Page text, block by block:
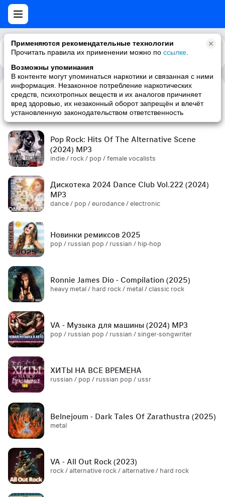
Применяются рекомендательные технологии
Прочитать правила их применении можно по ссылке
Возможны упоминания
В контенте могут упоминаться наркотики и связанная с ними
информация. Незаконное потребление наркотических
средств, психотропных веществ и их аналогов причиняет
вред здоровью, их незаконный оборот запрещён и влечёт
установленную законодательством ответственность
Каталог Рекомендации
Сборник! '90s (2024) MP3
pop / russian pop / russian / '90s
Pop Rock: Hits Of The Alternative Scene
(2024) MP3
indie / rock / pop / female vocalists
Дискотека 2024 Dance Club Vol.222 (2024)
MP3
dance / pop / eurodance / electronic
Новинки ремиксов 2025
pop / russian pop / russian / hip-hop
Ronnie James Dio - Compilation (2025)
heavy metal / hard rock / metal / classic rock
VA - Музыка для машины (2024) MP3
pop / russian pop / russian / singer-songwriter
ХИТЫ НА ВСЕ ВРЕМЕНА
russian / pop / russian pop / ussr
Belnejoum - Dark Tales Of Zarathustra (2025)
metal
VA - All Out Rock (2023)
rock / alternative rock / alternative / hard rock